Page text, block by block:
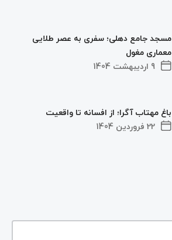
9 اردیبهشت 1404
مسجد جامع دهلی؛ سفری به عصر طلایی
معماری مغول
22 فروردین 1404
باغ مهتاب آگرا؛ از افسانه تا واقعیت